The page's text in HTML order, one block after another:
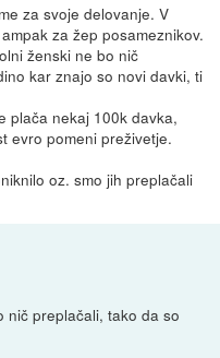
za svoje delovanje. V
za žep posameznikov.
ženski ne bo nič
kar znajo so novi davki, ti
plača nekaj 100k davka,
evro pomeni preživetje.
oz. smo jih preplačali
nič preplačali, tako da so